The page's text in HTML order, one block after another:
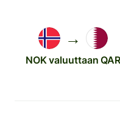
→
NOK valuuttaan QAR